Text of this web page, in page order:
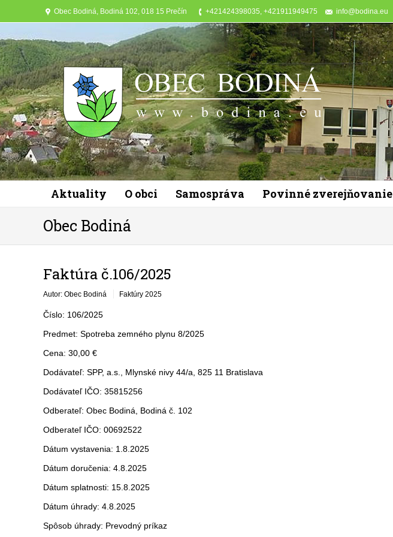
Obec Bodiná, Bodiná 102, 018 15 Prečín +421424398035, +421911949475 info@bodina.eu
Aktuality O obci Samospráva Povinné zverejňovanie
Obec Bodiná
Faktúra č.106/2025
Autor: Obec Bodiná Faktúry 2025
Číslo: 106/2025
Predmet: Spotreba zemného plynu 8/2025
Cena: 30,00 €
Dodávateľ: SPP, a.s., Mlynské nivy 44/a, 825 11 Bratislava
Dodávateľ IČO: 35815256
Odberateľ: Obec Bodiná, Bodiná č. 102
Odberateľ IČO: 00692522
Dátum vystavenia: 1.8.2025
Dátum doručenia: 4.8.2025
Dátum splatnosti: 15.8.2025
Dátum úhrady: 4.8.2025
Spôsob úhrady: Prevodný príkaz